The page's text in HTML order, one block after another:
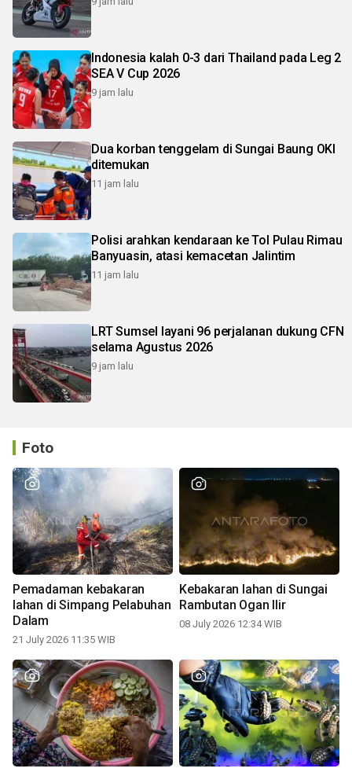
Indonesia kalah 0-3 dari Thailand pada Leg 2
SEA V Cup 2026
9 jam lalu
Dua korban tenggelam di Sungai Baung OKI
ditemukan
11 jam lalu
Polisi arahkan kendaraan ke Tol Pulau Rimau
Banyuasin, atasi kemacetan Jalintim
11 jam lalu
LRT Sumsel layani 96 perjalanan dukung CFN
selama Agustus 2026
9 jam lalu
Foto
Pemadaman kebakaran
lahan di Simpang Pelabuhan
Dalam
21 July 2026 11:35 WIB
Kebakaran lahan di Sungai
Rambutan Ogan Ilir
08 July 2026 12:34 WIB